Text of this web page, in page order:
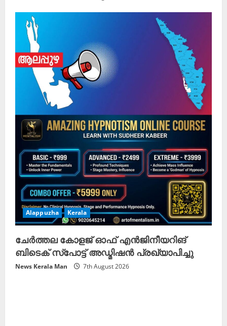
Alappuzha Kerala
ചേർത്തല കോളജ് ഓഫ് എൻജിനീയറിങ്
ബിടെക് സ്പോട്ട് അഡ്മിഷൻ പ്രഖ്യാപിച്ചു
News Kerala Man 7th August 2026